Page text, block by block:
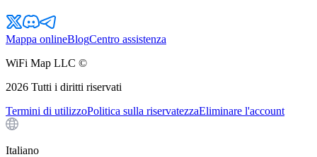
Mappa onlineBlogCentro assistenza
WiFi Map LLC ©
2026 Tutti i diritti riservati
Termini di utilizzoPolitica sulla riservatezzaEliminare l'account
Italiano